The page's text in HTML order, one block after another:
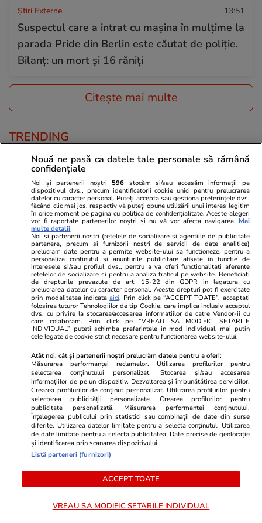
Știri Externe 13:51
Suspectul care a intrat cu mașina în mulțime la
parada Pride din Berlin este căutat de poliție.
Bilanț: un mort și 16 răniți
Citește mai multe
TRENDING
Politică 25 iul.
Mutarea prin care AUR, S.O.S. și POT au făcut
front comun în opoziție împotriva legii care
permite Armatei să doboare dronele
neautorizate. CCR a tranșat definitiv disputa
Horoscop 24 iul.
Horoscop Urania | Previziuni astrologice pentru
perioada 25 – 31 iulie 2026. Luna Plină în
Vărsător
Știri România
Loto 6/49 din 26 iulie 2026. Report de peste
8,61 milioane de euro la 6/49, categoria I
Auto 09:35
Tutor 3.0, noul sistem care monitorizează
șoferii pe autostrăzile din Italia. Ce trebuie să
știe românii care merg acolo în vacanță
Nouă ne pasă ca datele tale personale să rămână
confidențiale
Noi și partenerii noștri 596 stocăm și/sau accesăm informații pe
dispozitivul dvs., precum identificatorii cookie unici pentru prelucrarea
datelor cu caracter personal. Puteți accepta sau gestiona preferințele dvs.
făcând clic mai jos, respectiv vă puteți opune utilizării unui interes legitim
în orice moment pe pagina cu politica de confidențialitate. Aceste alegeri
vor fi raportate partenerilor noștri și nu vă vor afecta navigarea. Mai
multe detalii
Noi si partenerii nostri (retelele de socializare si agentiile de publicitate
partenere, precum si furnizorii nostri de servicii de date analitice)
prelucram date pentru a permite website-ului sa functioneze, pentru a
personaliza continutul si anunturile publicitare afisate in functie de
interesele si/sau profilul dvs., pentru a va oferi functionalitati aferente
retelelor de socializare si pentru a analiza traficul pe website. Beneficiati
de drepturile prevazute de art. 15-22 din GDPR in legatura cu
prelucrarea datelor cu caracter personal. Aceste drepturi pot fi exercitate
prin modalitatea indicataaici. Prin click pe “ACCEPT TOATE”, acceptati
folosirea tuturor Tehnologiilor de tip Cookie, care implica inclusiv acceptul
dvs. cu privire la stocarea/accesarea informatiilor de catre Vendor-ii cu
care colaboram. Prin click pe “VREAU SA MODIFIC SETARILE
INDIVIDUAL” puteti schimba preferintele in mod individual, mai putin
cele legate de cookie strict necesare pentru functionarea website-ului.
Atât noi, cât și partenerii noștri prelucrăm datele pentru a oferi:
Măsurarea performanței reclamelor. Utilizarea profilurilor pentru
selectarea conținutului personalizat. Stocarea și/sau accesarea
informațiilor de pe un dispozitiv. Dezvoltarea și îmbunătățirea serviciilor.
Crearea profilurilor de conținut personalizat. Utilizarea profilurilor pentru
selectarea publicității personalizate. Crearea profilurilor pentru
publicitate personalizată. Măsurarea performanței conținutului.
Înțelegerea publicului prin statistici sau combinații de date din surse
diferite. Utilizarea datelor limitate pentru a selecta conținutul. Utilizarea
de date limitate pentru a selecta publicitatea. Date precise de geolocație
și identificarea prin scanarea dispozitivului.
Listă parteneri (furnizori)
ACCEPT TOATE
VREAU SA MODIFIC SETARILE INDIVIDUAL